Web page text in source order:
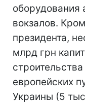
оборудования
вокзалов.
президента,
млрд грн
европейских
Украины (5